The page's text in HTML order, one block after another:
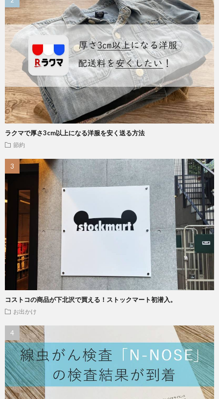
ラクマで厚さ3cm以上になる洋服を安く送る方法
節約
コストコの商品が下北沢で買える！ストックマート初潜入。
お出かけ